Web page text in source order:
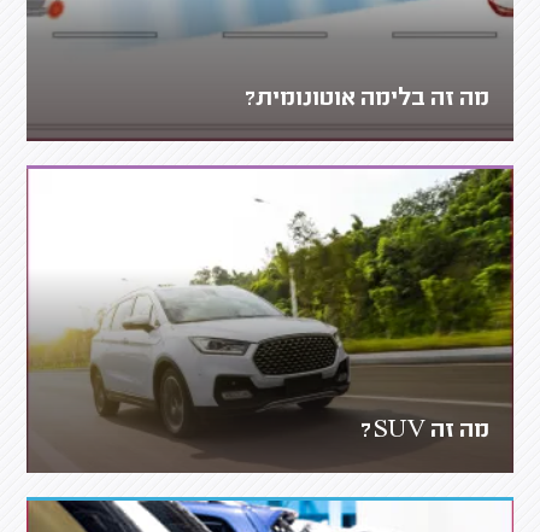
מה זה בלימה אוטונומית?
מה זה SUV?